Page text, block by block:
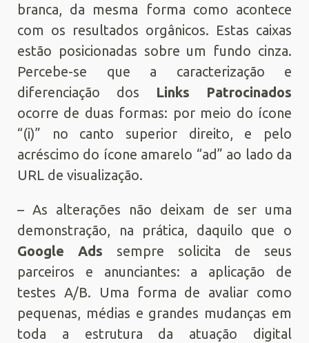
branca, da mesma forma como acontece
com os resultados orgânicos. Estas caixas
estão posicionadas sobre um fundo cinza.
Percebe-se que a caracterização e
diferenciação dos Links Patrocinados
ocorre de duas formas: por meio do ícone
“(i)” no canto superior direito, e pelo
acréscimo do ícone amarelo “ad” ao lado da
URL de visualização.
– As alterações não deixam de ser uma
demonstração, na prática, daquilo que o
Google Ads sempre solicita de seus
parceiros e anunciantes: a aplicação de
testes A/B. Uma forma de avaliar como
pequenas, médias e grandes mudanças em
toda a estrutura da atuação digital